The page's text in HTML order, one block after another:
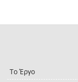
Το Έργο